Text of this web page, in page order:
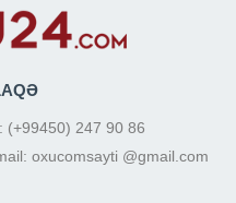
(+99450) 247 90 86
oxucomsayti @gmail.com